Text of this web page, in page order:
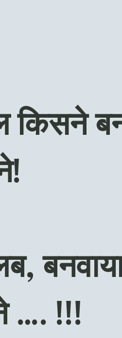
किसने
…. !!!